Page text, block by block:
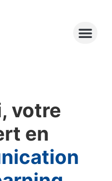
votre
en